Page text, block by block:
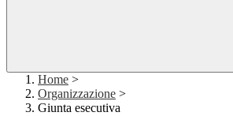
Home >
Organizzazione >
Giunta esecutiva